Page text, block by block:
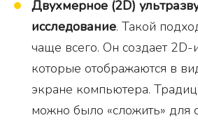
Двухмерное (2D)
исследование. Такой
чаще всего. Он создает 2D-
которые отображаются в
экране компьютера.
можно было «сложить» для